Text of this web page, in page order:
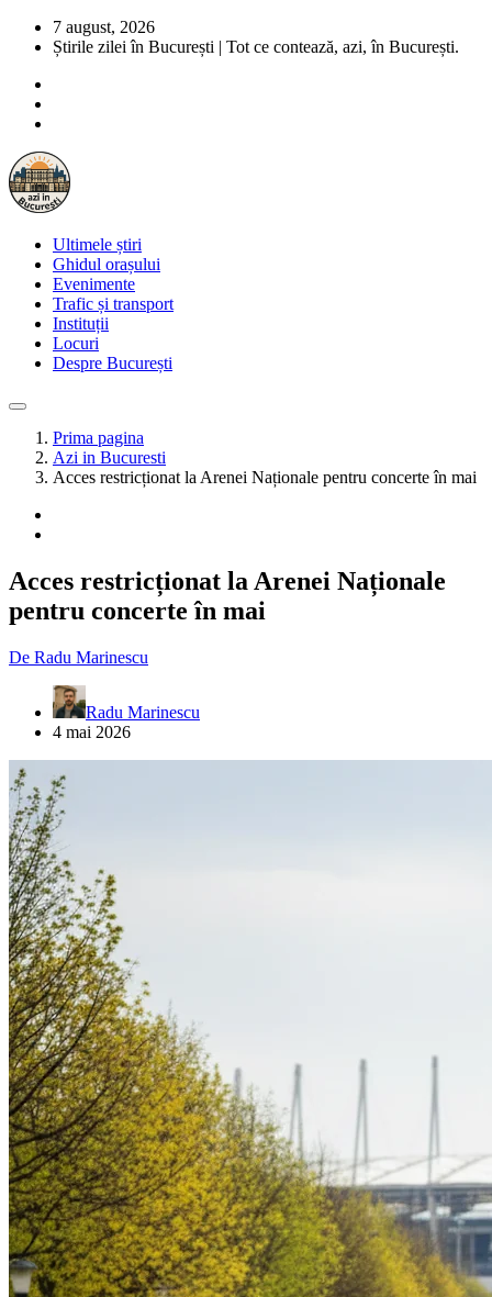
7 august, 2026
Știrile zilei în București | Tot ce contează, azi, în București.
Ultimele știri
Ghidul orașului
Evenimente
Trafic și transport
Instituții
Locuri
Despre București
Prima pagina
Azi in Bucuresti
Acces restricționat la Arenei Naționale pentru concerte în mai
Acces restricționat la Arenei Naționale
pentru concerte în mai
De Radu Marinescu
Radu Marinescu
4 mai 2026